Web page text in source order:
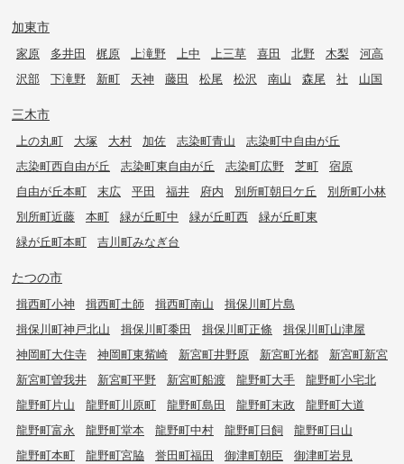
加東市
家原 多井田 梶原 上滝野 上中 上三草 喜田 北野 木梨
河高
沢部
下滝野 新町 天神 藤田 松尾 松沢 南山 森尾 社 山国
三木市
上の丸町 大塚 大村 加佐 志染町青山
志染町中自由が丘
志染町西自由が丘
志染町東自由が丘 志染町広野 芝町
宿原
自由が丘本町
末広 平田 福井 府内 別所町朝日ケ丘
別所町小林
別所町近藤
本町 緑が丘町中 緑が丘町西
緑が丘町東
緑が丘町本町
吉川町みなぎ台
たつの市
揖西町小神 揖西町土師 揖西町南山
揖保川町片島
揖保川町神戸北山
揖保川町黍田 揖保川町正條
揖保川町山津屋
神岡町大住寺
神岡町東觜崎 新宮町井野原 新宮町光都
新宮町新宮
新宮町曽我井
新宮町平野 新宮町船渡 龍野町大手
龍野町小宅北
龍野町片山
龍野町川原町 龍野町島田 龍野町末政
龍野町大道
龍野町富永
龍野町堂本 龍野町中村 龍野町日飼
龍野町日山
龍野町本町
龍野町宮脇 誉田町福田 御津町朝臣
御津町岩見